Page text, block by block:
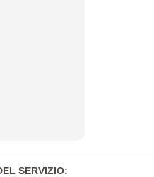
SERVIZIO: